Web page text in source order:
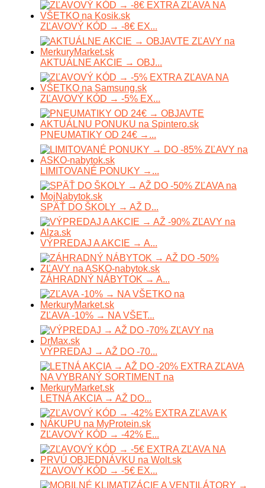
ZĽAVOVÝ KÓD → -8€ EX...
AKTUÁLNE AKCIE → OBJ...
ZĽAVOVÝ KÓD → -5% EX...
PNEUMATIKY OD 24€ →...
LIMITOVANÉ PONUKY →...
SPÄŤ DO ŠKOLY → AŽ D...
VÝPREDAJ A AKCIE → A...
ZÁHRADNÝ NÁBYTOK → A...
ZĽAVA -10% → NA VŠET...
VÝPREDAJ → AŽ DO -70...
LETNÁ AKCIA → AŽ DO...
ZĽAVOVÝ KÓD → -42% E...
ZĽAVOVÝ KÓD → -5€ EX...